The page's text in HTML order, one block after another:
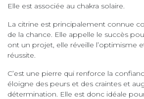
Elle est associée au chakra solaire.
La citrine est principalement connue
de la chance. Elle appelle le succès
ont un projet, elle réveille l’optimisme
réussite.
C’est une pierre qui renforce la
éloigne des peurs et des craintes et
détermination. Elle est donc idéale